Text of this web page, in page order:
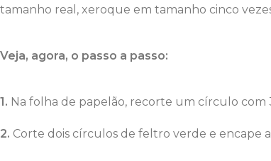
tamanho real, xeroque em tamanho cinco
Veja, agora, o passo a passo:
1. Na folha de papelão, recorte um círculo com
2. Corte dois círculos de feltro verde e encape